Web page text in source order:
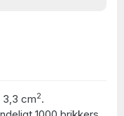
3,3 cm2.